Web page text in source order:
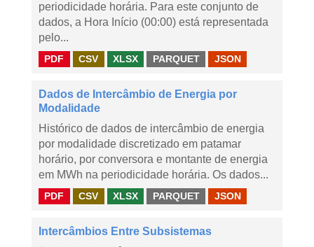
periodicidade horária. Para este conjunto de
dados, a Hora Início (00:00) está representada
pelo...
PDF CSV XLSX PARQUET JSON
Dados de Intercâmbio de Energia por
Modalidade
Histórico de dados de intercâmbio de energia
por modalidade discretizado em patamar
horário, por conversora e montante de energia
em MWh na periodicidade horária. Os dados...
PDF CSV XLSX PARQUET JSON
Intercâmbios Entre Subsistemas